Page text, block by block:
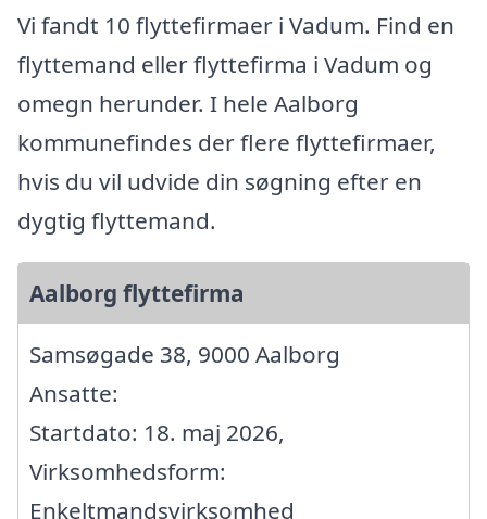
Vi fandt 10 flyttefirmaer i Vadum. Find en
flyttemand eller flyttefirma i Vadum og
omegn herunder. I hele Aalborg
kommunefindes der flere flyttefirmaer,
hvis du vil udvide din søgning efter en
dygtig flyttemand.
Aalborg flyttefirma
Samsøgade 38, 9000 Aalborg
Ansatte:
Startdato: 18. maj 2026,
Virksomhedsform:
Enkeltmandsvirksomhed